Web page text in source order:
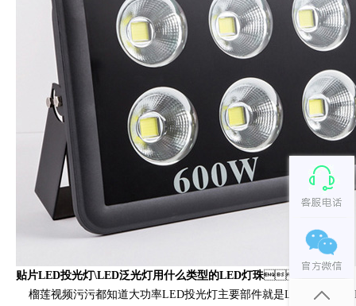
贴片LED投光灯\LED泛光灯用什么类型的LED灯珠？
榴莲视频污污都知道大功率LED投光灯主要部件就是LED灯珠、